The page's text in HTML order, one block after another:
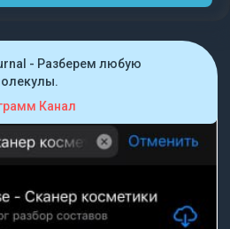
- Разберем любую
Канал